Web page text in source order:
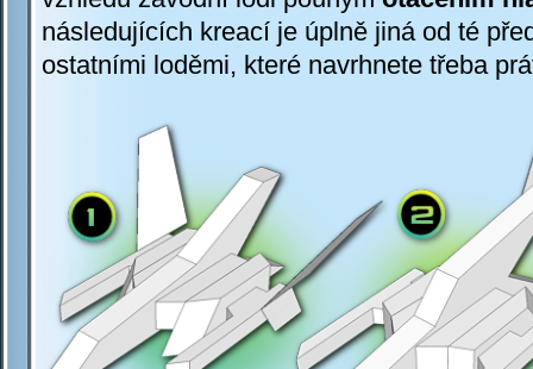
následujících kreací je úplně jiná od té
ostatními loděmi, které navrhnete třeba